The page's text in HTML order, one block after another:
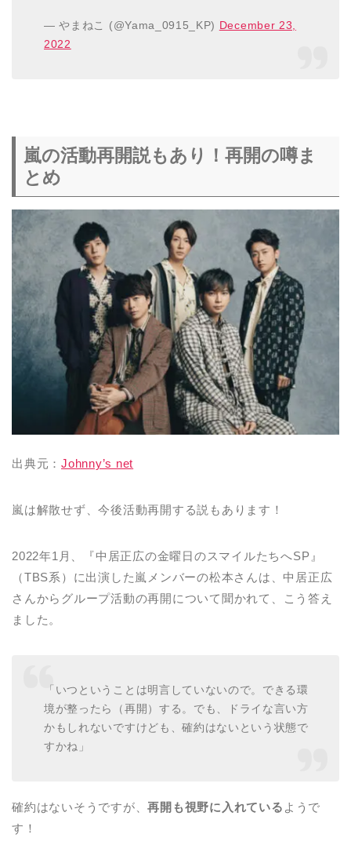
— やまねこ (@Yama_0915_KP) December 23,
2022
嵐の活動再開説もあり！再開の噂ま
とめ
出典元：Johnny’s net
嵐は解散せず、今後活動再開する説もあります！
2022年1月、『中居正広の金曜日のスマイルたちへSP』
（TBS系）に出演した嵐メンバーの松本さんは、中居正広
さんからグループ活動の再開について聞かれて、こう答え
ました。
「いつということは明言していないので。できる環
境が整ったら（再開）する。でも、ドライな言い方
かもしれないですけども、確約はないという状態で
すかね」
確約はないそうですが、再開も視野に入れている ようで
す！